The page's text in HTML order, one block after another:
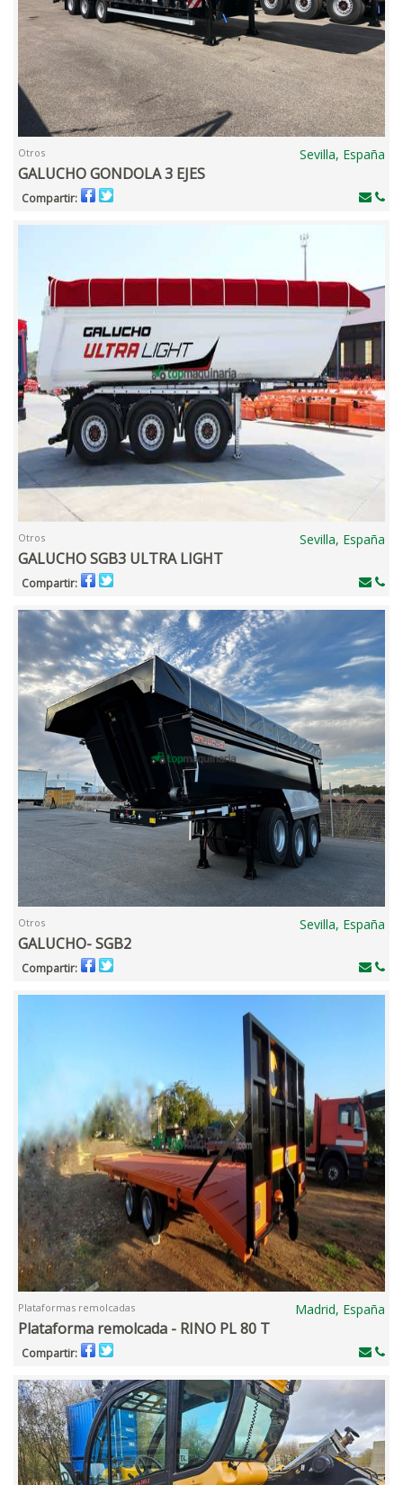
Otros Sevilla, España
GALUCHO GONDOLA 3 EJES
Compartir:
Otros Sevilla, España
GALUCHO SGB3 ULTRA LIGHT
Compartir:
Otros Sevilla, España
GALUCHO- SGB2
Compartir:
Plataformas remolcadas Madrid, España
Plataforma remolcada - RINO PL 80 T
Compartir: